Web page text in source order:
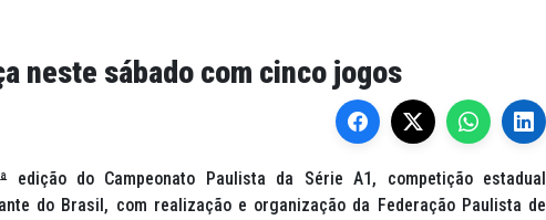
neste sábado com cinco jogos
ªedição do Campeonato Paulista da Série A1, competição estadual
do Brasil, com realização e organização da Federação Paulista de